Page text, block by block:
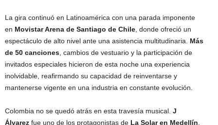
La gira continuó en Latinoamérica con una parada imponente
en Movistar Arena de Santiago de Chile , donde ofreció un
espectáculo de alto nivel ante una asistencia multitudinaria. Más
de 50 canciones , cambios de vestuario y la participación de
invitados especiales hicieron de esta noche una experiencia
inolvidable, reafirmando su capacidad de reinventarse y
mantenerse vigente en una industria en constante evolución.
Colombia no se quedó atrás en esta travesía musical. J
Álvarez fue uno de los protagonistas de La Solar en Medellín